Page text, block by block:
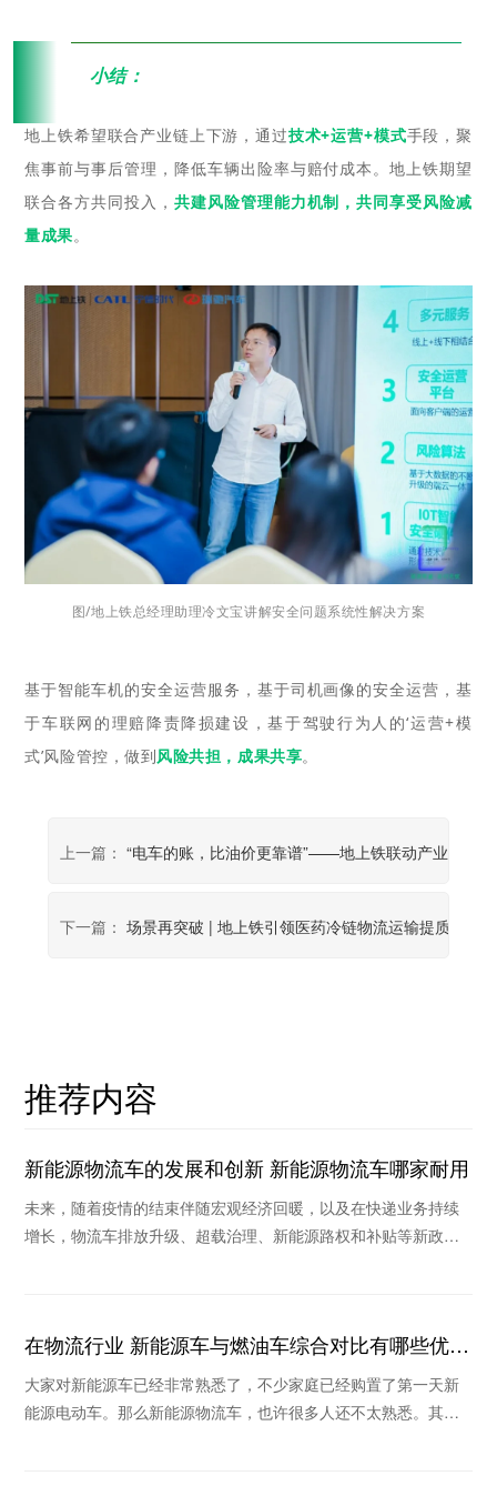
“ 小结：
地上铁希望联合产业链上下游，通过技术+运营+模式手段，聚
焦事前与事后管理，降低车辆出险率与赔付成本。地上铁期望
联合各方共同投入， 共建风险管理能力机制，共同享受风险减
量成果。
图/地上铁总经理助理冷文宝讲解安全问题系统性解决方案
基于智能车机的安全运营服务，基于司机画像的安全运营，基
于车联网的理赔降责降损建设，基于驾驶行为人的‘运营+模
式’风险管控，做到风险共担，成果共享。
上一篇：“电车的账，比油价更靠谱”——地上铁联动产业链头
下一篇：场景再突破 | 地上铁引领医药冷链物流运输提质降本
推荐内容
新能源物流车的发展和创新 新能源物流车哪家耐用
未来，随着疫情的结束伴随宏观经济回暖，以及在快递业务持续
增长，物流车排放升级、超载治理、新能源路权和补贴等新政策
在物流行业 新能源车与燃油车综合对比有哪些优
势？
大家对新能源车已经非常熟悉了，不少家庭已经购置了第一天新
能源电动车。那么新能源物流车，也许很多人还不太熟悉。其实